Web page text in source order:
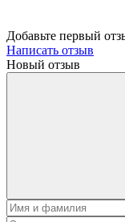
Добавьте первый
Написать отзыв
Новый отзыв